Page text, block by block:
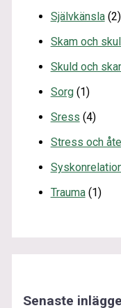
Självkänsla(2)
Skam och
Skuld och
Sorg(1)
Sress (4)
Stress och
Trauma(1)
Senaste